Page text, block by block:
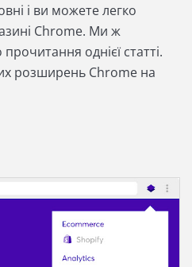
і ви можете легко
Chrome. Ми ж
однієї статті.
розширень Chrome на